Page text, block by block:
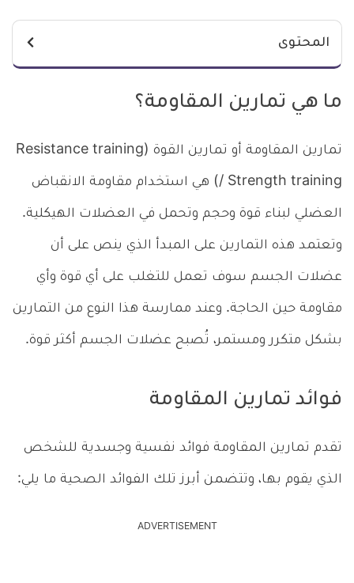
المحتوى
ما هي تمارين المقاومة؟
تمارين المقاومة أو تمارين القوة (Resistance training
/ Strength training) هي استخدام مقاومة الانقباض
العضلي لبناء قوة وحجم وتحمل في العضلات الهيكلية.
وتعتمد هذه التمارين على المبدأ الذي ينص على أن
عضلات الجسم سوف تعمل للتغلب على أي قوة وأي
مقاومة حين الحاجة. وعند ممارسة هذا النوع من التمارين
بشكل متكرر ومستمر، تُصبح عضلات الجسم أكثر قوة.
فوائد تمارين المقاومة
تقدم تمارين المقاومة فوائد نفسية وجسدية للشخص
الذي يقوم بها، وتتضمن أبرز تلك الفوائد الصحية ما يلي:
ADVERTISEMENT